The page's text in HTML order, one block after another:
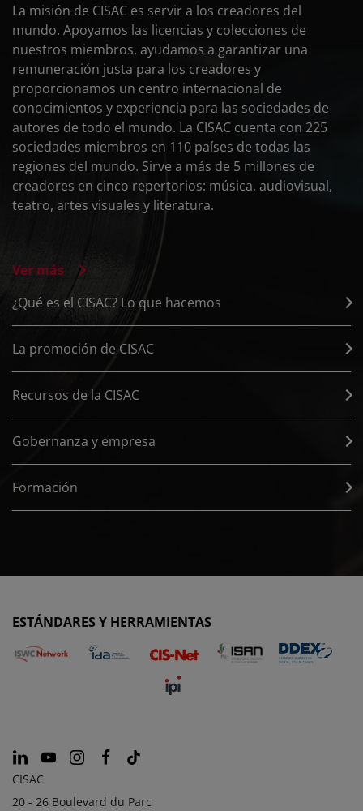
La misión de CISAC es servir a los creadores del
mundo. Apoyamos las licencias y colecciones de
nuestros miembros, ayudamos a garantizar una
remuneración justa para los creadores y
proporcionamos un centro internacional de
conocimientos y experiencia para las sociedades de
autores de todo el mundo. La CISAC cuenta con 225
sociedades miembros en 110 países de todas las
regiones del mundo. Sirve a más de 5 millones de
creadores en cinco repertorios: música, audiovisual,
teatro, artes visuales y literatura.
Ver más
¿Qué es el CISAC? Lo que hacemos
La promoción de CISAC
Recursos de la CISAC
Gobernanza y empresa
Formación
ESTÁNDARES Y HERRAMIENTAS
CISAC
20 - 26 Boulevard du Parc